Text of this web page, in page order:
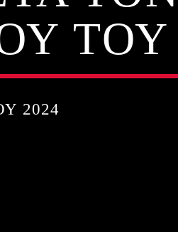
ΤΟΥ
2024